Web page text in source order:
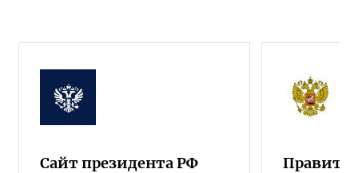
Сайт президента РФ